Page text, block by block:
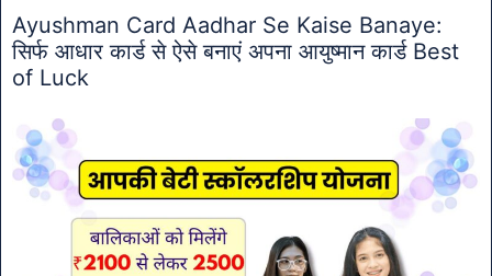
Ayushman Card Aadhar Se Kaise Banaye:
सिर्फ आधार कार्ड से ऐसे बनाएं अपना आयुष्मान कार्ड Best
of Luck